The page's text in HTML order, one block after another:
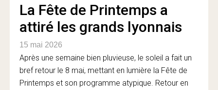
La Fête de Printemps a
attiré les grands lyonnais
15 mai 2026
Après une semaine bien pluvieuse, le soleil a fait un
bref retour le 8 mai, mettant en lumière la Fête de
Printemps et son programme atypique. Retour en